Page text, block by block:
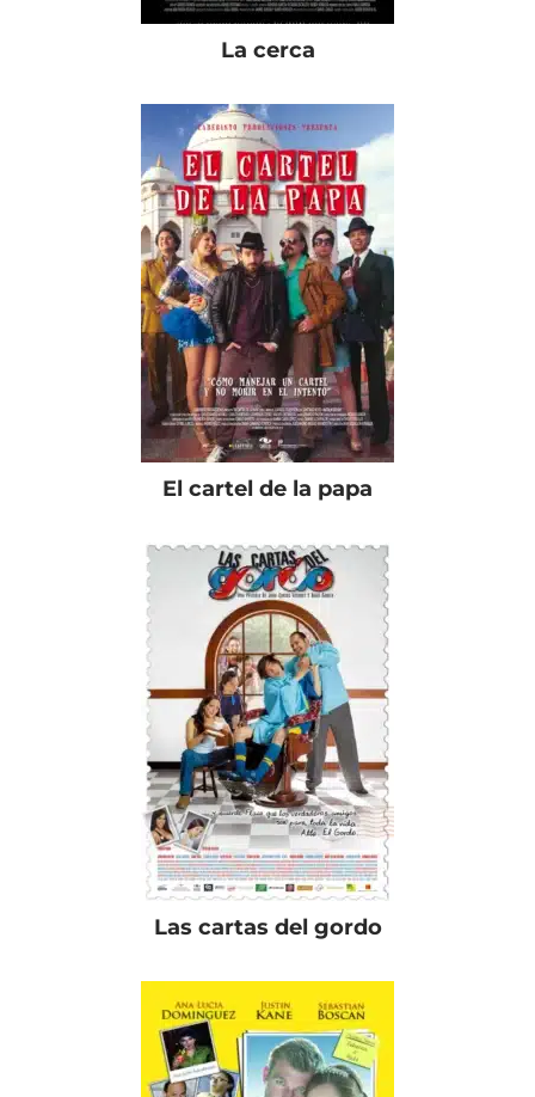
La cerca
El cartel de la papa
Las cartas del gordo